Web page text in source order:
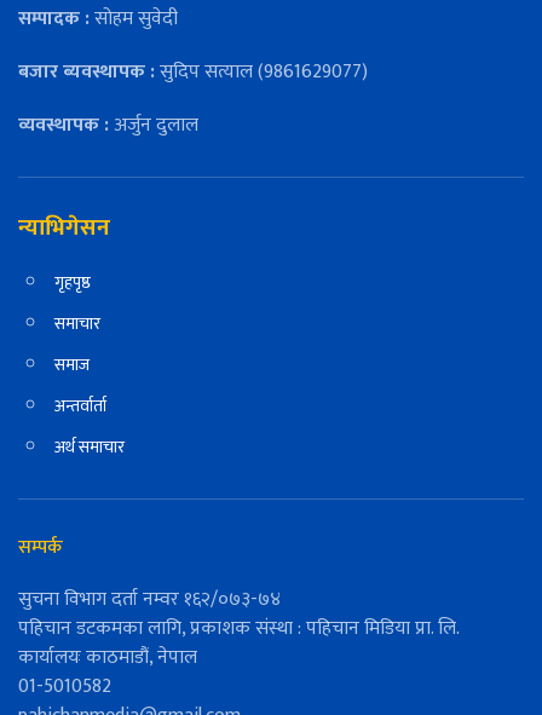
सम्पादक :सोहम सुवेदी
बजार ब्यवस्थापक :सुदिप सत्याल (9861629077)
व्यवस्थापक :अर्जुन दुलाल
न्याभिगेसन
गृहपृष्ठ
समाचार
समाज
अन्तर्वार्ता
अर्थ समाचार
सम्पर्क
सुचना विभाग दर्ता नम्वर १६२/०७३-७४
पहिचान डटकमका लागि, प्रकाशक संस्था : पहिचान मिडिया प्रा. लि.
कार्यालयः काठमाडौं, नेपाल
01-5010582